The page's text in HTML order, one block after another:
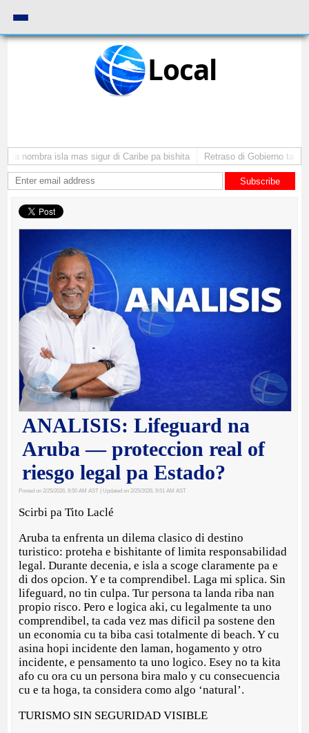
Local
nombra isla mas sigur di Caribe pa bishita Retraso di Gobierno ta
Subscribe
ANALISIS: Lifeguard na
Aruba — proteccion real of
riesgo legal pa Estado?
Posted on 2/25/2026, 9:50 AM AST | Updated on 2/25/2026, 9:51 AM AST
Scirbi pa Tito Laclé
Aruba ta enfrenta un dilema clasico di destino
turistico: proteha e bishitante of limita responsabilidad
legal. Durante decenia, e isla a scoge claramente pa e
di dos opcion. Y e ta comprendibel. Laga mi splica. Sin
lifeguard, no tin culpa. Tur persona ta landa riba nan
propio risco. Pero e logica aki, cu legalmente ta uno
comprendibel, ta cada vez mas dificil pa sostene den
un economia cu ta biba casi totalmente di beach. Y cu
asina hopi incidente den laman, hogamento y otro
incidente, e pensamento ta uno logico. Esey no ta kita
afo cu ora cu un persona bira malo y cu consecuencia
cu e ta hoga, ta considera como algo ‘natural’.
TURISMO SIN SEGURIDAD VISIBLE